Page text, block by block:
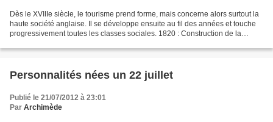
Dès le XVIIIe siècle, le tourisme prend forme, mais concerne alors surtout la
haute société anglaise. Il se développe ensuite au fil des années et touche
progressivement toutes les classes sociales. 1820 : Construction de la
Personnalités nées un 22 juillet
Publié le 21/07/2012 à 23:01
Par Archimède